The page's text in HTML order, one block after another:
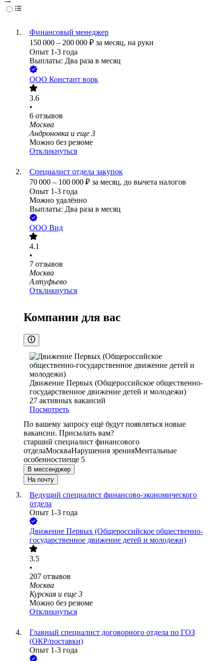
Финансовый менеджер
150 000 – 200 000 ₽ за месяц, на руки
Опыт 1-3 года
Выплаты: Два раза в месяц
ООО Констант ворк
3.6
•
6 отзывов
Москва
Андроновка и еще 3
Можно без резюме
Откликнуться
Специалист отдела закупок
70 000 – 100 000 ₽ за месяц, до вычета налогов
Опыт 1-3 года
Можно удалённо
Выплаты: Два раза в месяц
ООО Вид
4.1
•
7 отзывов
Москва
Алтуфьево
Откликнуться
Компании для вас
Движение Первых (Общероссийское общественно-
государственное движение детей и молодежи)
27 активных вакансий
Посмотреть
По вашему запросу ещё будут появляться новые
вакансии. Присылать вам?
старший специалист финансового
отделаМоскваНарушения зренияМентальные
особенностиеще 5
В мессенджер
На почту
Ведущий специалист финансово-экономического
отдела
Опыт 1-3 года
Движение Первых (Общероссийское общественно-
государственное движение детей и молодежи)
3.5
•
207 отзывов
Москва
Курская и еще 3
Можно без резюме
Откликнуться
Главный специалист договорного отдела по ГОЗ
(ОКР/поставки)
Опыт 1-3 года